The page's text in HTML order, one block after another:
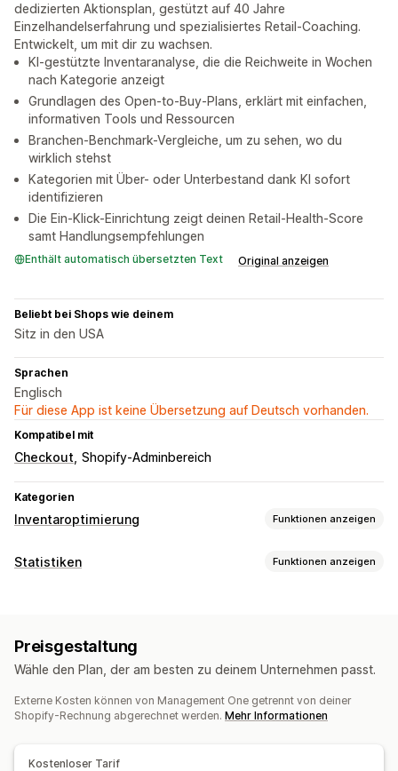
dedizierten Aktionsplan, gestützt auf 40 Jahre
Einzelhandelserfahrung und spezialisiertes Retail-Coaching.
Entwickelt, um mit dir zu wachsen.
KI-gestützte Inventaranalyse, die die Reichweite in Wochen
nach Kategorie anzeigt
Grundlagen des Open-to-Buy-Plans, erklärt mit einfachen,
informativen Tools und Ressourcen
Branchen-Benchmark-Vergleiche, um zu sehen, wo du
wirklich stehst
Kategorien mit Über- oder Unterbestand dank KI sofort
identifizieren
Die Ein-Klick-Einrichtung zeigt deinen Retail-Health-Score
samt Handlungsempfehlungen
Enthält automatisch übersetzten Text Original anzeigen
Beliebt bei Shops wie deinem
Sitz in den USA
Sprachen
Englisch
Für diese App ist keine Übersetzung auf Deutsch vorhanden.
Kompatibel mit
Checkout Shopify-Adminbereich
Kategorien
Inventaroptimierung Funktionen anzeigen
Inventarmanagement
Benachrichtigungen und Analysen
Statistiken Funktionen anzeigen
Prognose
Preisgestaltung
Wähle den Plan, der am besten zu deinem Unternehmen passt.
Externe Kosten können von Management One getrennt von deiner
Shopify-Rechnung abgerechnet werden. Mehr Informationen
Kostenloser Tarif